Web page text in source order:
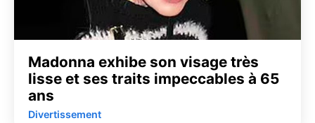
Madonna exhibe son visage très
lisse et ses traits impeccables à 65
ans
Divertissement